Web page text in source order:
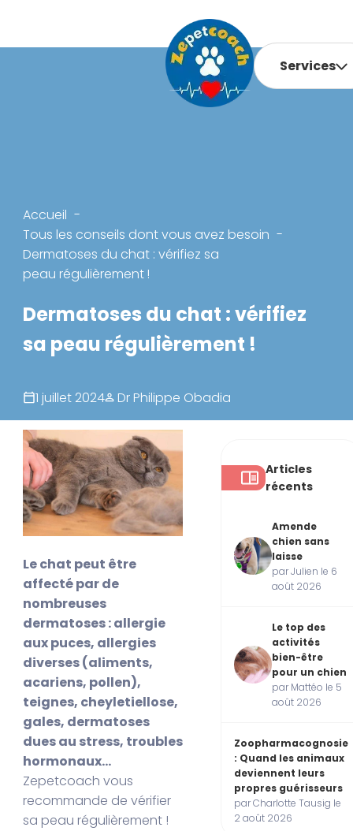
Services
Accueil
Tous les conseils dont vous avez besoin
Dermatoses du chat : vérifiez sa
peau régulièrement !
Dermatoses du chat : vérifiez
sa peau régulièrement !
1 juillet 2024 Dr Philippe Obadia
Le chat peut être
affecté par de
nombreuses
dermatoses : allergie
aux puces, allergies
diverses (aliments,
acariens, pollen),
teignes, cheyletiellose,
gales, dermatoses
dues au stress, troubles
hormonaux…
Zepetcoach vous
recommande de vérifier
sa peau régulièrement !
Articles
récents
Amende
chien sans
laisse
par Julien le 6
août 2026
Le top des
activités
bien-être
pour un chien
par Mattéo le 5
août 2026
Zoopharmacognosie
: Quand les animaux
deviennent leurs
propres guérisseurs
par Charlotte Tausig le
2 août 2026